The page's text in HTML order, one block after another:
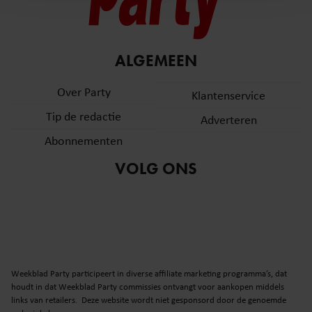
en om ons websiteverkeer te analyseren. Ook delen we
informatie over uw gebruik van onze site met onze
partners kunnen deze gegevens combineren met andere
verzameld op basis van uw gebruik van hun services. U
gaat akkoord met onze cookies als u onze website blijft
ALGEMEEN
Over Party
Tip de redactie
Abonnementen
Klantenservice
Adverteren
VOLG ONS
Weekblad Party participeert in diverse affiliate marketing programma’s, dat
houdt in dat Weekblad Party commissies ontvangt voor aankopen middels
links van retailers. Deze website wordt niet gesponsord door de genoemde